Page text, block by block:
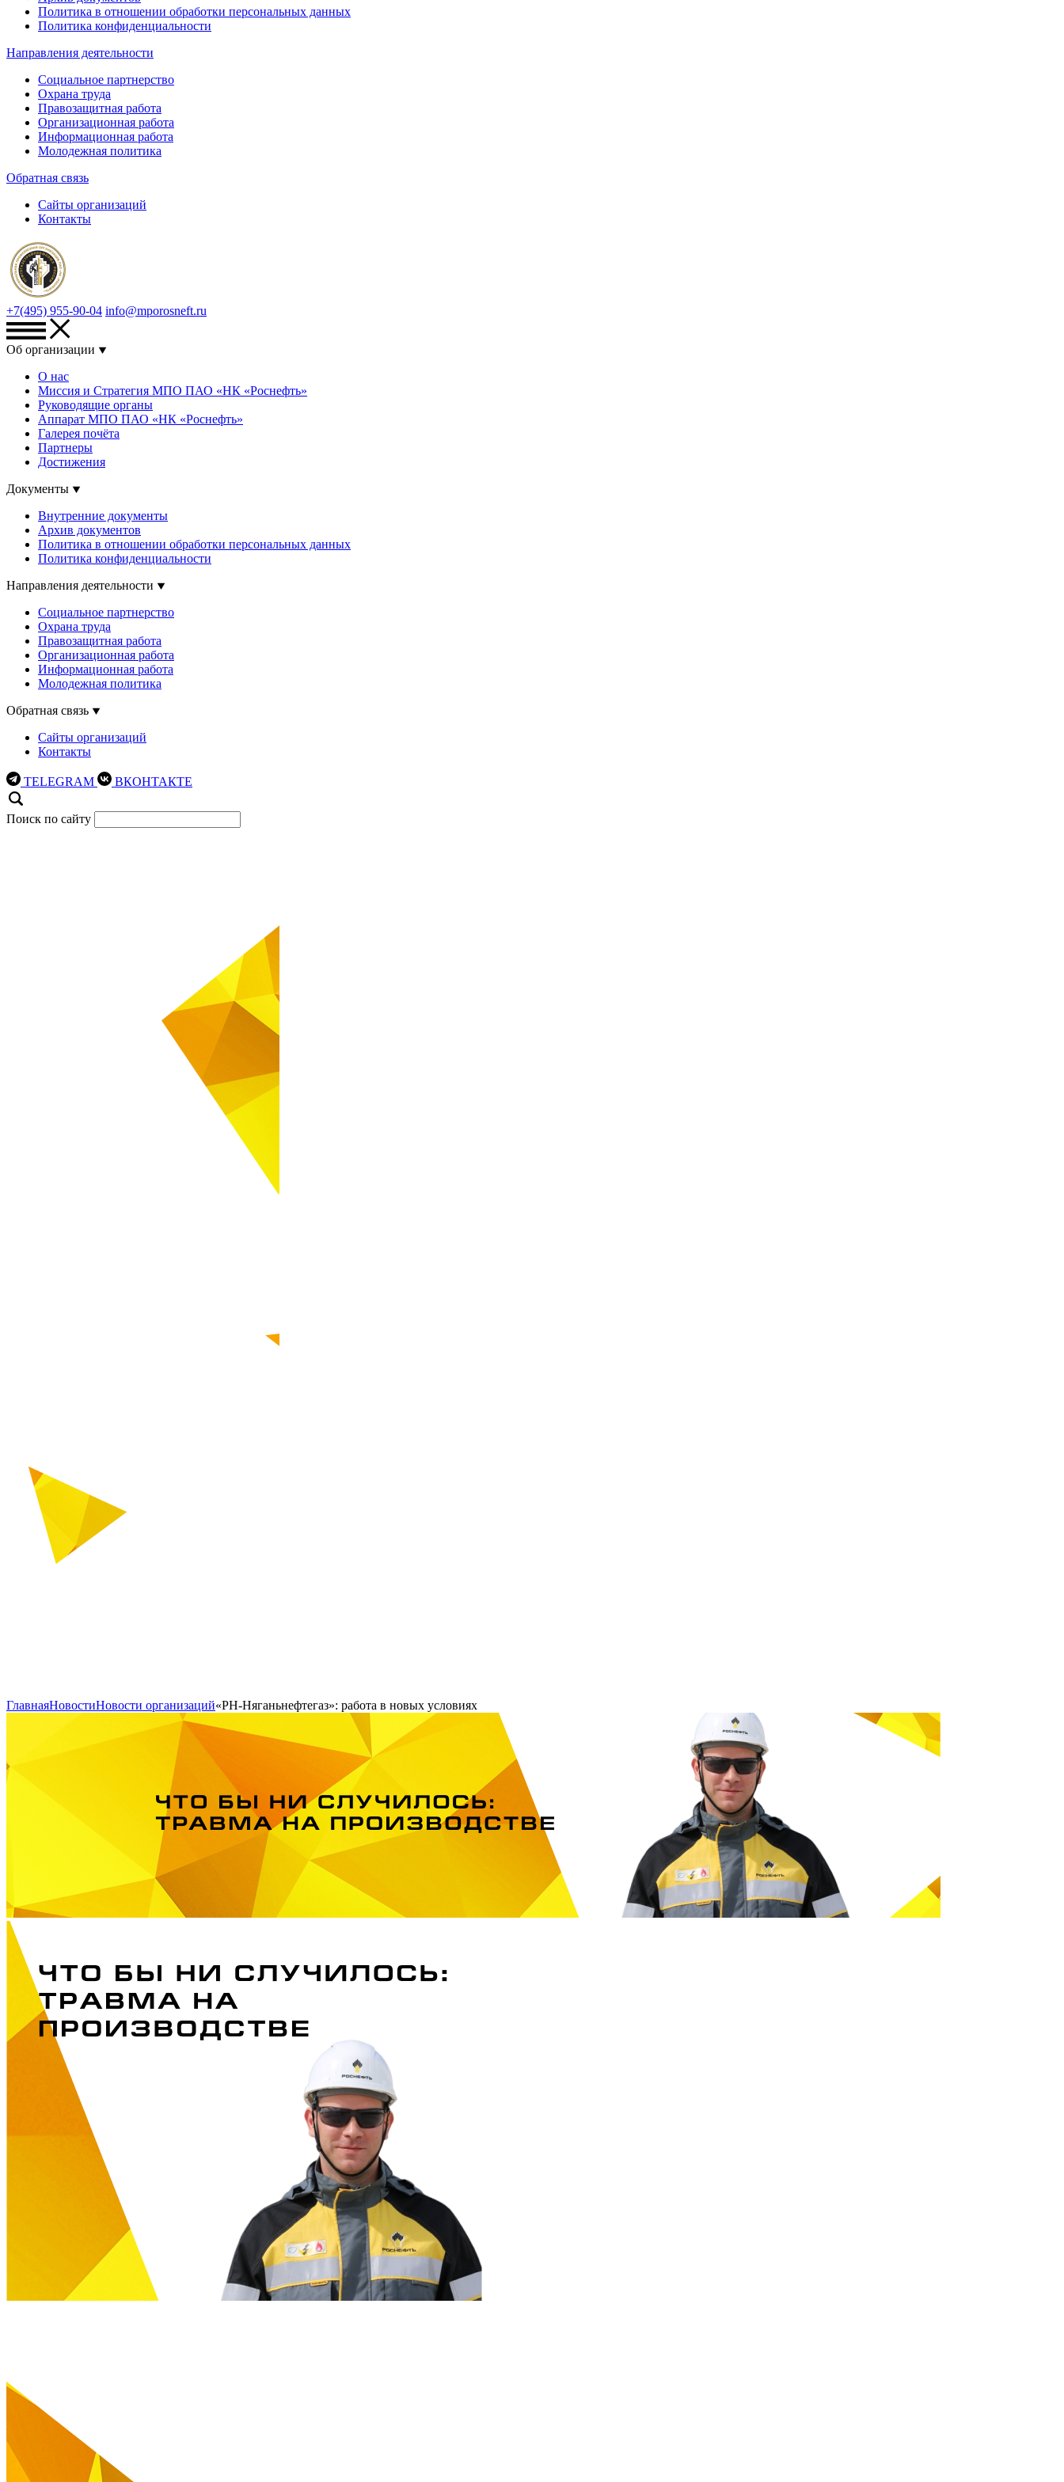
Политика в отношении обработки персональных данных
Политика конфиденциальности
Направления деятельности
Социальное партнерство
Охрана труда
Правозащитная работа
Организационная работа
Информационная работа
Молодежная политика
Обратная связь
Сайты организаций
Контакты
+7(495) 955-90-04 info@mporosneft.ru
Об организации
О нас
Миссия и Стратегия МПО ПАО «НК «Роснефть»
Руководящие органы
Аппарат МПО ПАО «НК «Роснефть»
Галерея почёта
Партнеры
Достижения
Документы
Внутренние документы
Архив документов
Политика в отношении обработки персональных данных
Политика конфиденциальности
Направления деятельности
Социальное партнерство
Охрана труда
Правозащитная работа
Организационная работа
Информационная работа
Молодежная политика
Обратная связь
Сайты организаций
Контакты
TELEGRAM ВКОНТАКТЕ
Поиск по сайту
ГлавнаяНовостиНовости организаций«РН-Няганьнефтегаз»: работа в новых условиях